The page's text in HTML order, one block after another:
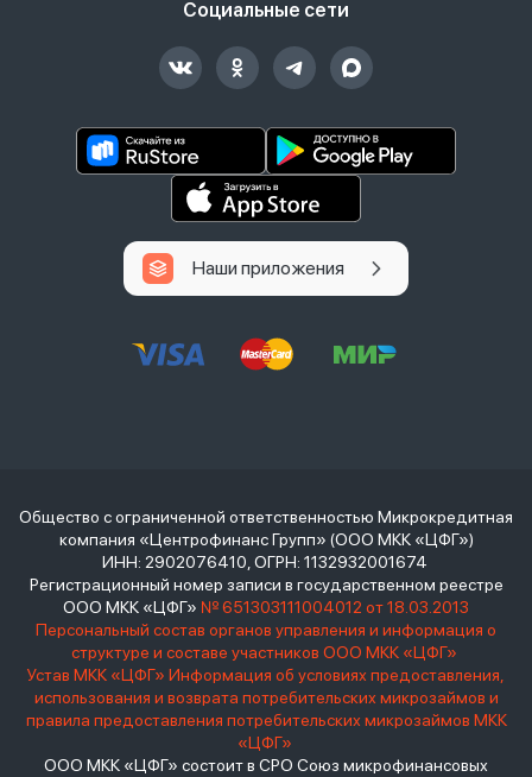
Социальные сети
Наши приложения
Общество с ограниченной ответственностью Микрокредитная
компания «Центрофинанс Групп» (ООО МКК «ЦФГ»)
ИНН: 2902076410, ОГРН: 1132932001674
Регистрационный номер записи в государственном реестре
ООО МКК «ЦФГ» № 651303111004012 от 18.03.2013
Персональный состав органов управления и информация о
структуре и составе участников ООО МКК «ЦФГ»
Устав МКК «ЦФГ» Информация об условиях предоставления,
использования и возврата потребительских микрозаймов и
правила предоставления потребительских микрозаймов МКК
«ЦФГ»
ООО МКК «ЦФГ» состоит в СРО Союз микрофинансовых